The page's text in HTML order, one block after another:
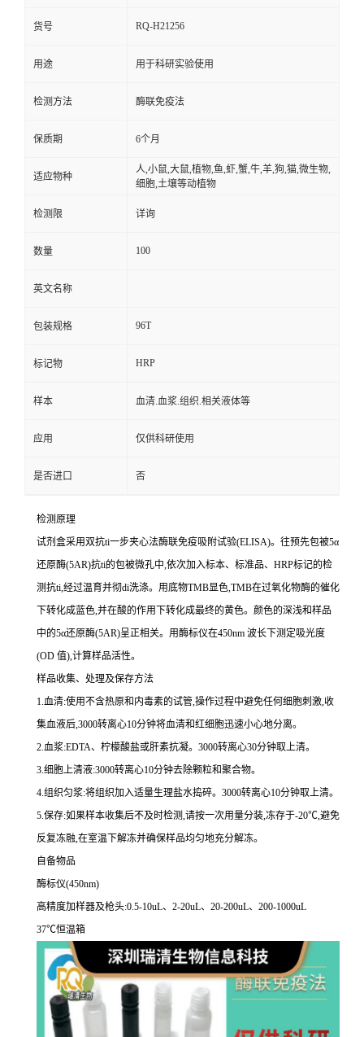
货号 RQ-H21256
用途 用于科研实验使用
检测方法 酶联免疫法
保质期 6个月
适应物种
人,小鼠,大鼠,植物,鱼,虾,蟹,牛,羊,狗,猫,微生物,
细胞,土壤等动植物
检测限 详询
数量 100
英文名称
包装规格 96T
标记物 HRP
样本 血清.血浆.组织.相关液体等
应用 仅供科研使用
是否进口 否
检测原理
试剂盒采用双抗ti一步夹心法酶联免疫吸附试验(ELISA)。往预先包被5α
还原酶(5AR)抗ti的包被微孔中,依次加入标本、标准品、 HRP标记的检
测抗ti,经过温育并彻di洗涤。用底物TMB显色,TMB在过氧化物酶的催化
下转化成蓝色,并在酸的作用下转化成最终的黄色。颜色的深浅和样品
中的5α还原酶(5AR)呈正相关。用酶标仪在450nm 波长下测定吸光度
(OD 值),计算样品活性。
样品收集、处理及保存方法
1.血清:使用不含热原和内毒素的试管,操作过程中避免任何细胞刺激,收
集血液后,3000转离心10分钟将血清和红细胞迅速小心地分离。
2.血浆:EDTA、柠檬酸盐或肝素抗凝。 3000转离心30分钟取上清。
3.细胞上清液:3000转离心10分钟去除颗粒和聚合物。
4.组织匀浆:将组织加入适量生理盐水捣碎。 3000转离心10分钟取上清。
5.保存:如果样本收集后不及时检测,请按一次用量分装,冻存于-20℃,避免
反复冻融,在室温下解冻并确保样品均匀地充分解冻。
自备物品
酶标仪(450nm)
高精度加样器及枪头:0.5-10uL、 2-20uL、 20-200uL、 200-1000uL
37℃恒温箱